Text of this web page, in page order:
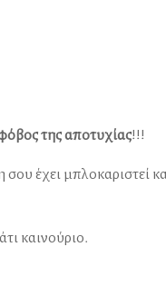
της αποτυχίας!!!
έχει μπλοκαριστεί
καινούριο.